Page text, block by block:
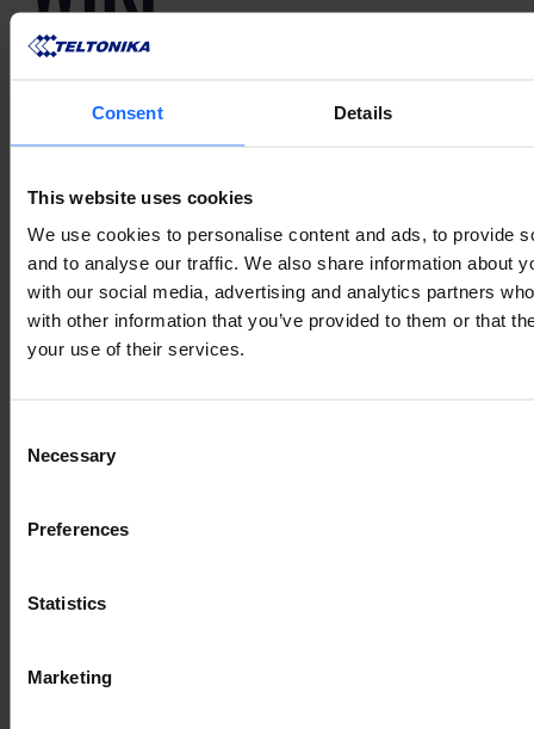
Consent Details
This website uses cookies
We use cookies to personalise content and ads, to provide
and to analyse our traffic. We also share information about
with our social media, advertising and analytics partners
with other information that you’ve provided to them or that
your use of their services.
Selection
Necessary
Preferences
Statistics
Marketing
KNOWLEDGE
BASE
In unserer Wiki Knowledge Base finden Sie die
neueste Firmware, Änderungsprotokolle, Zertifikate
und Anleitungen für den ersten Start.
WIKI ZUGREIFFEN
KOMPATIBLES
ZUBEHÖR